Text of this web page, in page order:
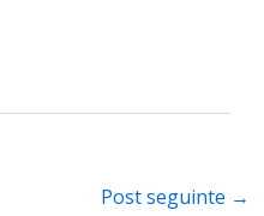
Post seguinte →